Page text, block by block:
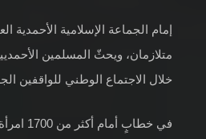
إمام الجماعة الإسلامية الأحمدية
متلازمان، ويحثّ المسلمين
خلال الاجتماع الوطني للواقفين الجدد
في خطابٍ